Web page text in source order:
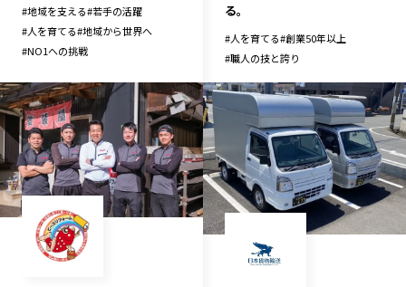
#地域を支える#若手の活躍
#人を育てる#地域から世界へ
#NO1への挑戦
る。
#人を育てる#創業50年以上
#職人の技と誇り